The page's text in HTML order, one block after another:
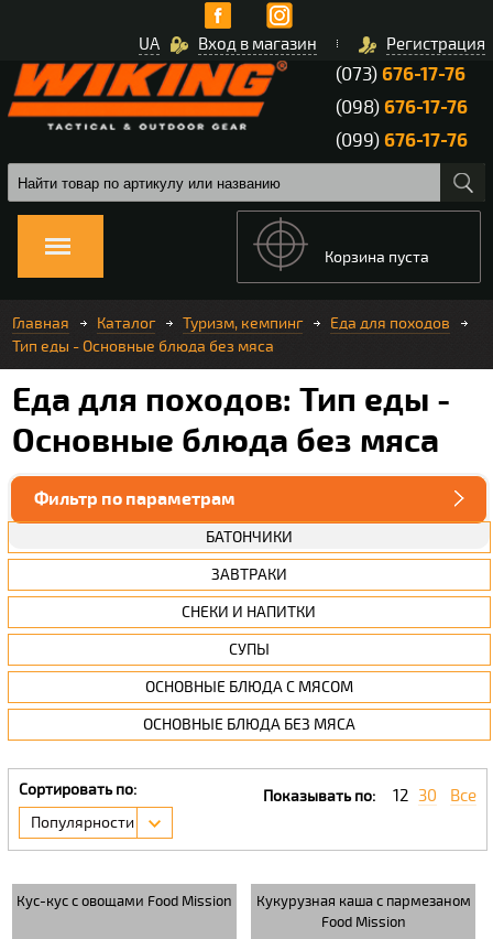
Вход в магазин Регистрация
UA
(073)676-17-76
(098)676-17-76
(099)676-17-76
Корзина пуста
Главная Каталог Туризм, кемпинг
Еда для походов
Тип еды - Основные блюда без мяса
Еда для походов: Тип еды -
Основные блюда без мяса
Фильтр по параметрам
БАТОНЧИКИ
ЗАВТРАКИ
СНЕКИ И НАПИТКИ
СУПЫ
ОСНОВНЫЕ БЛЮДА С МЯСОМ
ОСНОВНЫЕ БЛЮДА БЕЗ МЯСА
Сортировать по:
Популярности
Показывать по: 12 30 Все
Кус-кус с овощами Food Mission
Кукурузная каша с пармезаном
Food Mission